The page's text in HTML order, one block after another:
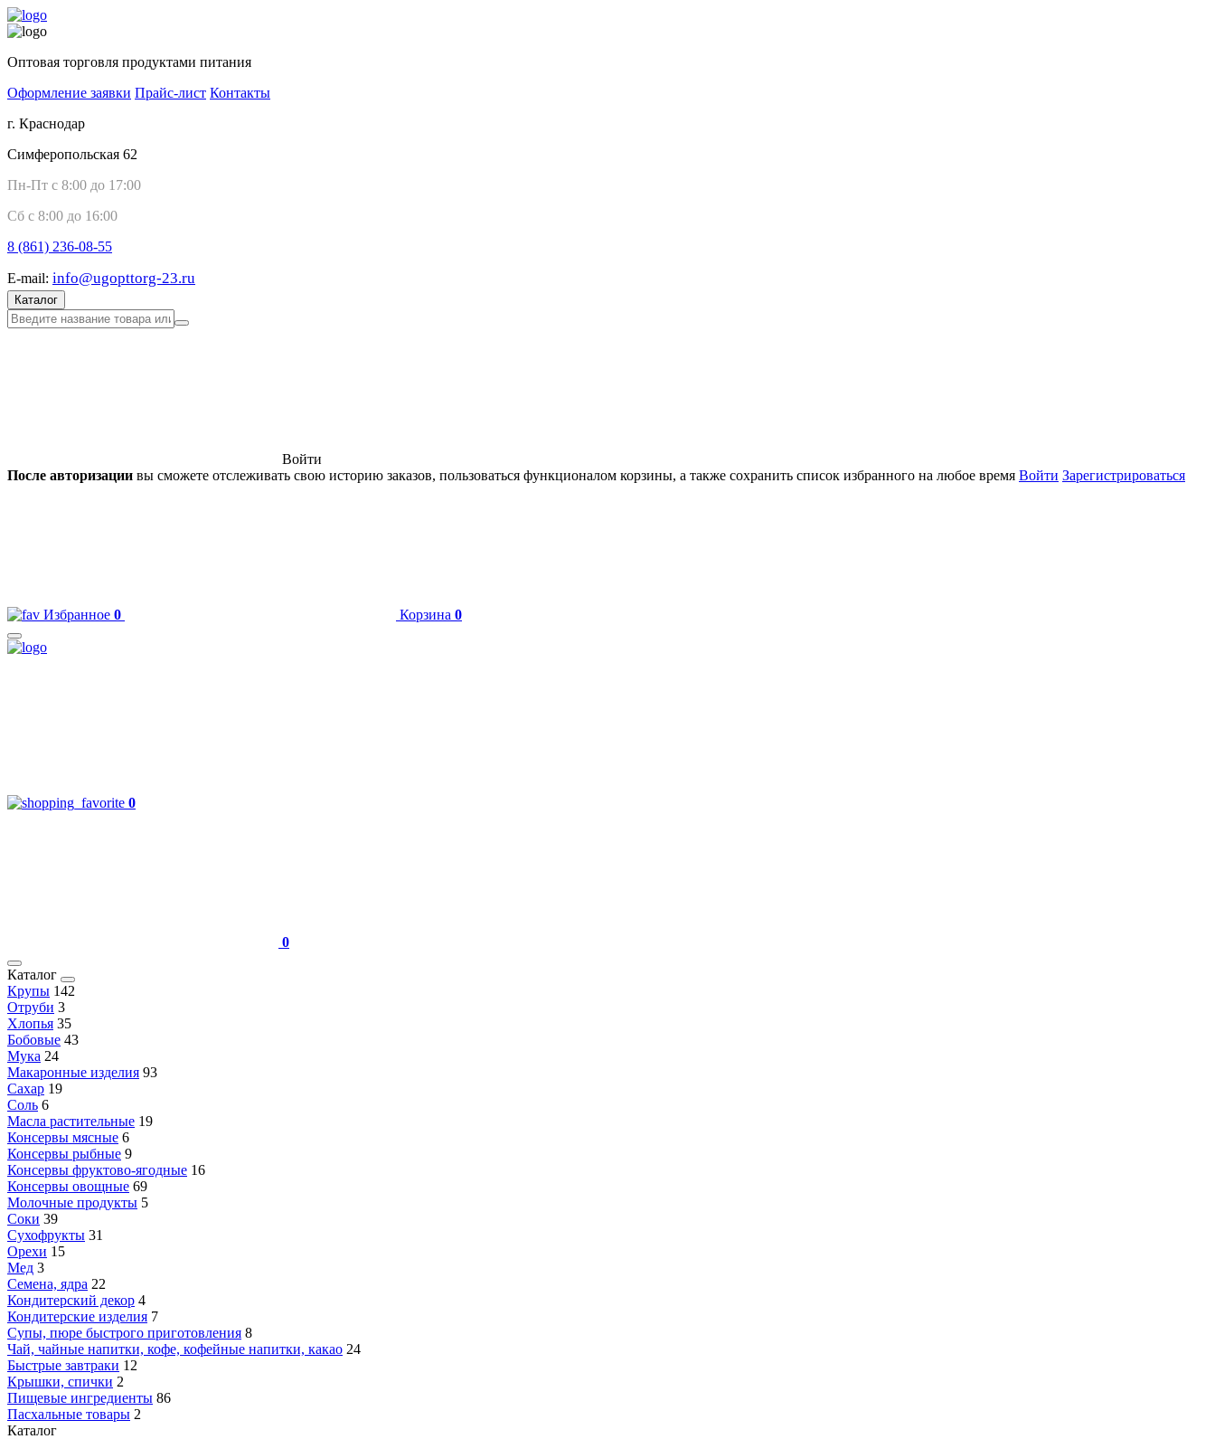
Оптовая торговля продуктами питания
Оформление заявки Прайс-лист Контакты
г. Краснодар
Симферопольская 62
Пн-Пт с 8:00 до 17:00
Сб с 8:00 до 16:00
8 (861) 236-08-55
E-mail: info@ugopttorg-23.ru
Каталог
Войти
После авторизации вы сможете отслеживать свою историю заказов, пользоваться функционалом корзины, а также сохранить список избранного на любое время Войти Зарегистрироваться
Избранное 0 Корзина 0
0
0
Каталог
Крупы 142
Отруби 3
Хлопья 35
Бобовые 43
Мука 24
Макаронные изделия 93
Сахар 19
Соль 6
Масла растительные 19
Консервы мясные 6
Консервы рыбные 9
Консервы фруктово-ягодные 16
Консервы овощные 69
Молочные продукты 5
Соки 39
Сухофрукты 31
Орехи 15
Мед 3
Семена, ядра 22
Кондитерский декор 4
Кондитерские изделия 7
Супы, пюре быстрого приготовления 8
Чай, чайные напитки, кофе, кофейные напитки, какао 24
Быстрые завтраки 12
Крышки, спички 2
Пищевые ингредиенты 86
Пасхальные товары 2
Каталог